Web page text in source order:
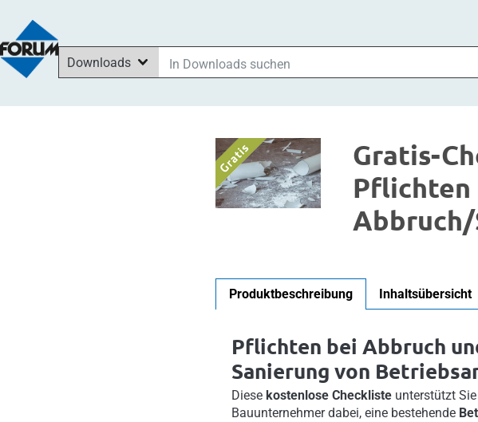
Downloads
In News suchen
Gratis-
Pflichten
Produktbeschreibung Inhaltsübersicht
Pflichten bei Abbruch
Sanierung von
Diesekostenlose Checkliste unterstützt
Bauunternehmer dabei, eine bestehende